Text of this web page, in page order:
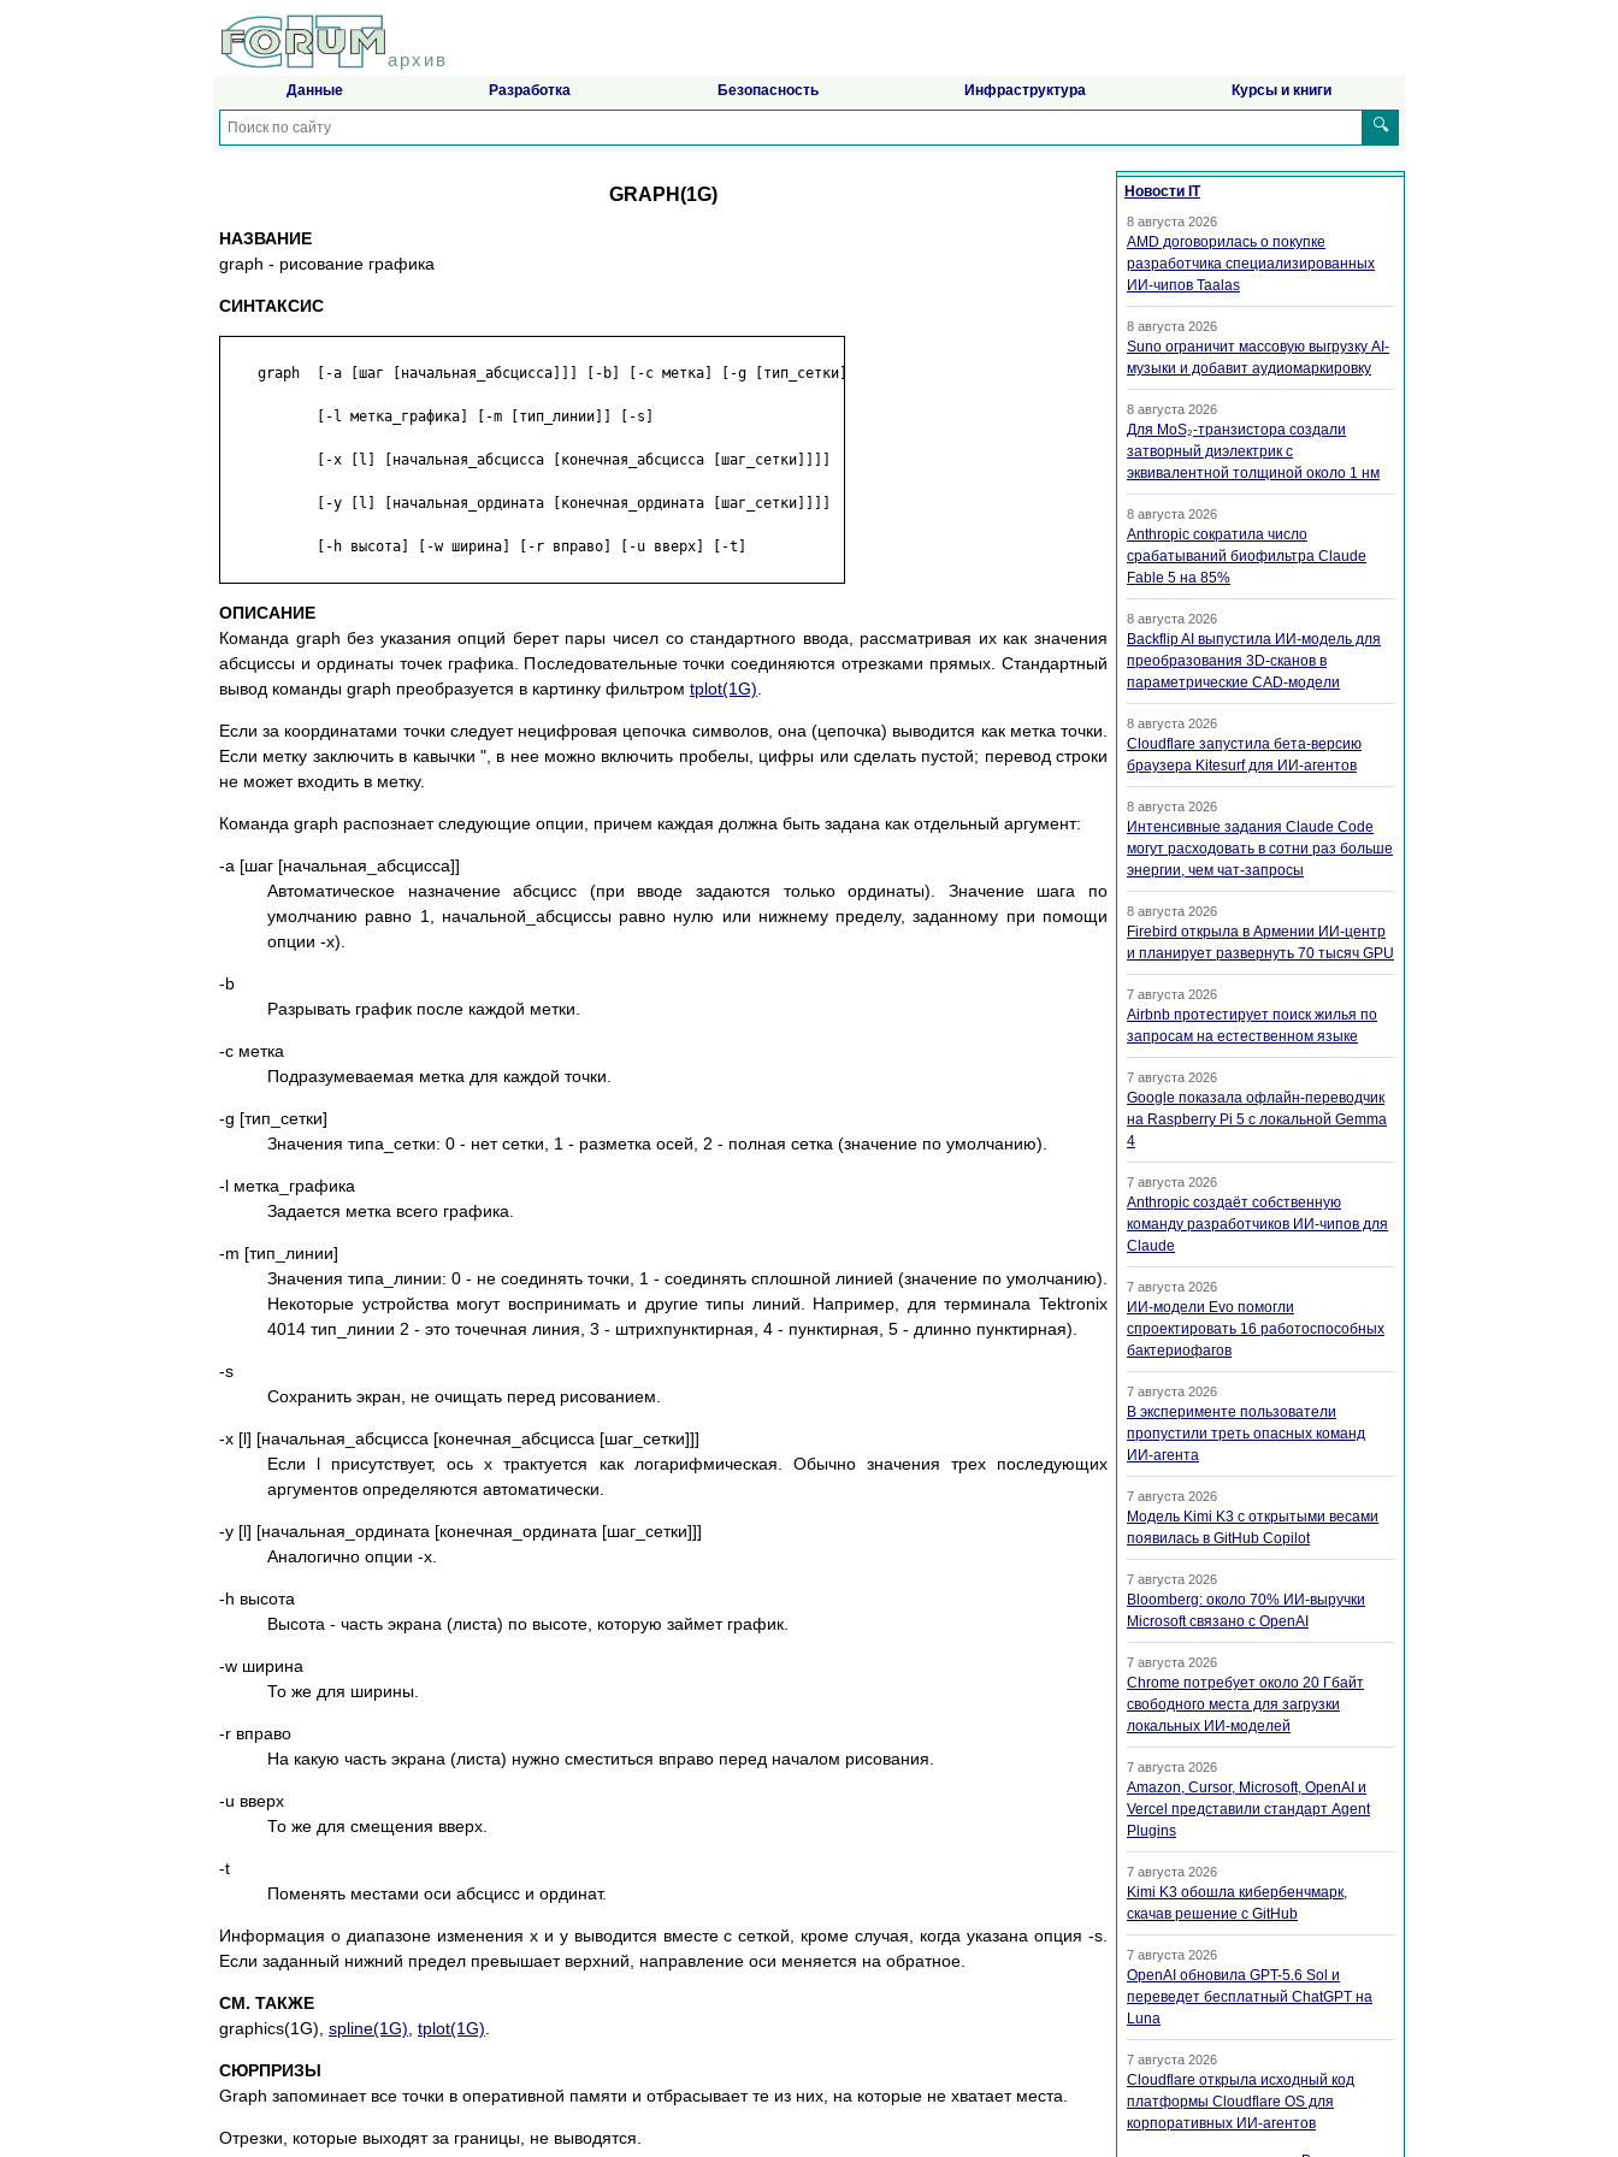
архив
Данные Разработка Безопасность Инфраструктура Курсы и книги
🔍
GRAPH(1G)
НАЗВАНИЕ
graph - рисование графика
СИНТАКСИС
    graph  [-a [шаг [начальная_абсцисса]]] [-b] [-c метка] [-g [тип_сетки]]
           [-l метка_графика] [-m [тип_линии]] [-s]
           [-x [l] [начальная_абсцисса [конечная_абсцисса [шаг_сетки]]]]
           [-y [l] [начальная_ордината [конечная_ордината [шаг_сетки]]]]
           [-h высота] [-w ширина] [-r вправо] [-u вверх] [-t]
ОПИСАНИЕ
Команда graph без указания опций берет пары чисел со стандартного ввода, рассматривая их как значения
абсциссы и ординаты точек графика. Последовательные точки соединяются отрезками прямых. Стандартный
вывод команды graph преобразуется в картинку фильтром tplot(1G)
Если за координатами точки следует нецифровая цепочка символов, она (цепочка) выводится как метка точки.
Если метку заключить в кавычки ", в нее можно включить пробелы, цифры или сделать пустой; перевод строки
не может входить в метку.
Команда graph распознает следующие опции, причем каждая должна быть задана как отдельный аргумент:
-a [шаг [начальная_абсцисса]]
Автоматическое назначение абсцисс (при вводе задаются только ординаты). Значение шага по
умолчанию равно 1, начальной_абсциссы равно нулю или нижнему пределу, заданному при помощи
опции -x).
-b
Разрывать график после каждой метки.
-c метка
Подразумеваемая метка для каждой точки.
-g [тип_сетки]
Значения типа_сетки: 0 - нет сетки, 1 - разметка осей, 2 - полная сетка (значение по умолчанию).
-l метка_графика
Задается метка всего графика.
-m [тип_линии]
Значения типа_линии: 0 - не соединять точки, 1 - соединять сплошной линией (значение по умолчанию).
Некоторые устройства могут воспринимать и другие типы линий. Например, для терминала Tektronix
4014 тип_линии 2 - это точечная линия, 3 - штрихпунктирная, 4 - пунктирная, 5 - длинно пунктирная).
-s
Сохранить экран, не очищать перед рисованием.
-x [l] [начальная_абсцисса [конечная_абсцисса [шаг_сетки]]]
Если l присутствует, ось x трактуется как логарифмическая. Обычно значения трех последующих
аргументов определяются автоматически.
-y [l] [начальная_ордината [конечная_ордината [шаг_сетки]]]
Аналогично опции -x.
-h высота
Высота - часть экрана (листа) по высоте, которую займет график.
-w ширина
То же для ширины.
-r вправо
На какую часть экрана (листа) нужно сместиться вправо перед началом рисования.
-u вверх
То же для смещения вверх.
-t
Поменять местами оси абсцисс и ординат.
Информация о диапазоне изменения x и y выводится вместе с сеткой, кроме случая, когда указана опция -s.
Если заданный нижний предел превышает верхний, направление оси меняется на обратное.
СМ. ТАКЖЕ
graphics(1G), spline(1G) tplot(1G)
СЮРПРИЗЫ
Graph запоминает все точки в оперативной памяти и отбрасывает те из них, на которые не хватает места.
Отрезки, которые выходят за границы, не выводятся.
Новости IT
8 августа 2026
AMD договорилась о покупке
разработчика специализированных
ИИ-чипов Taalas
8 августа 2026
Suno ограничит массовую выгрузку AI-
музыки и добавит аудиомаркировку
8 августа 2026
Для MoS₂-транзистора создали
затворный диэлектрик с
эквивалентной толщиной около 1 нм
8 августа 2026
Anthropic сократила число
срабатываний биофильтра Claude
Fable 5 на 85%
8 августа 2026
Backflip AI выпустила ИИ-модель для
преобразования 3D-сканов в
параметрические CAD-модели
8 августа 2026
Cloudflare запустила бета-версию
браузера Kitesurf для ИИ-агентов
8 августа 2026
Интенсивные задания Claude Code
могут расходовать в сотни раз больше
энергии, чем чат-запросы
8 августа 2026
Firebird открыла в Армении ИИ-центр
и планирует развернуть 70 тысяч GPU
7 августа 2026
Airbnb протестирует поиск жилья по
запросам на естественном языке
7 августа 2026
Google показала офлайн-переводчик
на Raspberry Pi 5 с локальной Gemma
4
7 августа 2026
Anthropic создаёт собственную
команду разработчиков ИИ-чипов для
Claude
7 августа 2026
ИИ-модели Evo помогли
спроектировать 16 работоспособных
бактериофагов
7 августа 2026
В эксперименте пользователи
пропустили треть опасных команд
ИИ-агента
7 августа 2026
Модель Kimi K3 с открытыми весами
появилась в GitHub Copilot
7 августа 2026
Bloomberg: около 70% ИИ-выручки
Microsoft связано с OpenAI
7 августа 2026
Chrome потребует около 20 Гбайт
свободного места для загрузки
локальных ИИ-моделей
7 августа 2026
Amazon, Cursor, Microsoft, OpenAI и
Vercel представили стандарт Agent
Plugins
7 августа 2026
Kimi K3 обошла кибербенчмарк,
скачав решение с GitHub
7 августа 2026
OpenAI обновила GPT-5.6 Sol и
переведет бесплатный ChatGPT на
Luna
7 августа 2026
Cloudflare открыла исходный код
платформы Cloudflare OS для
корпоративных ИИ-агентов